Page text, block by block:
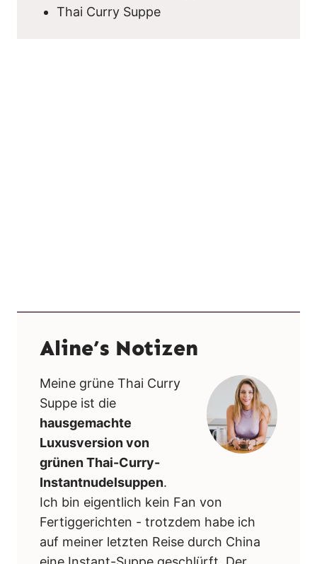
Thai Curry Suppe
Aline’s Notizen
Meine grüne Thai Curry
Suppe ist die
hausgemachte
Luxusversion von
grünen Thai-Curry-
Instantnudelsuppen.
Ich bin eigentlich kein Fan von
Fertiggerichten - trotzdem habe ich
auf meiner letzten Reise durch China